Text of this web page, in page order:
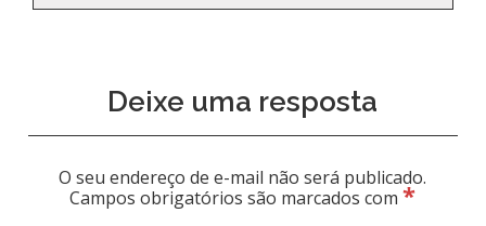
Deixe uma resposta
O seu endereço de e-mail não será publicado.
Campos obrigatórios são marcados com*